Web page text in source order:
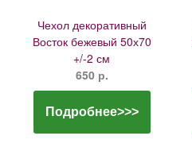
Чехол декоративный
Восток бежевый 50х70
+/-2 см
650 р.
Подробнее>>>